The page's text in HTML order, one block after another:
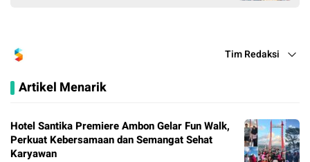
Tim Redaksi
Artikel Menarik
Hotel Santika Premiere Ambon Gelar Fun Walk,
Perkuat Kebersamaan dan Semangat Sehat
Karyawan